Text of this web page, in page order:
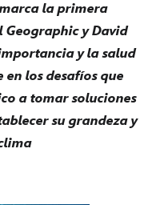
la primera
y David
y la salud
en los desafíos que
a tomar soluciones
su grandeza y